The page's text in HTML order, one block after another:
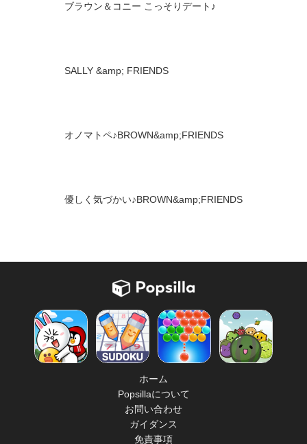
ブラウン＆コニー こっそりデート♪
SALLY &amp; FRIENDS
オノマトペ♪BROWN&amp;FRIENDS
優しく気づかい♪BROWN&amp;FRIENDS
ホーム
Popsillaについて
お問い合わせ
ガイダンス
免責事項